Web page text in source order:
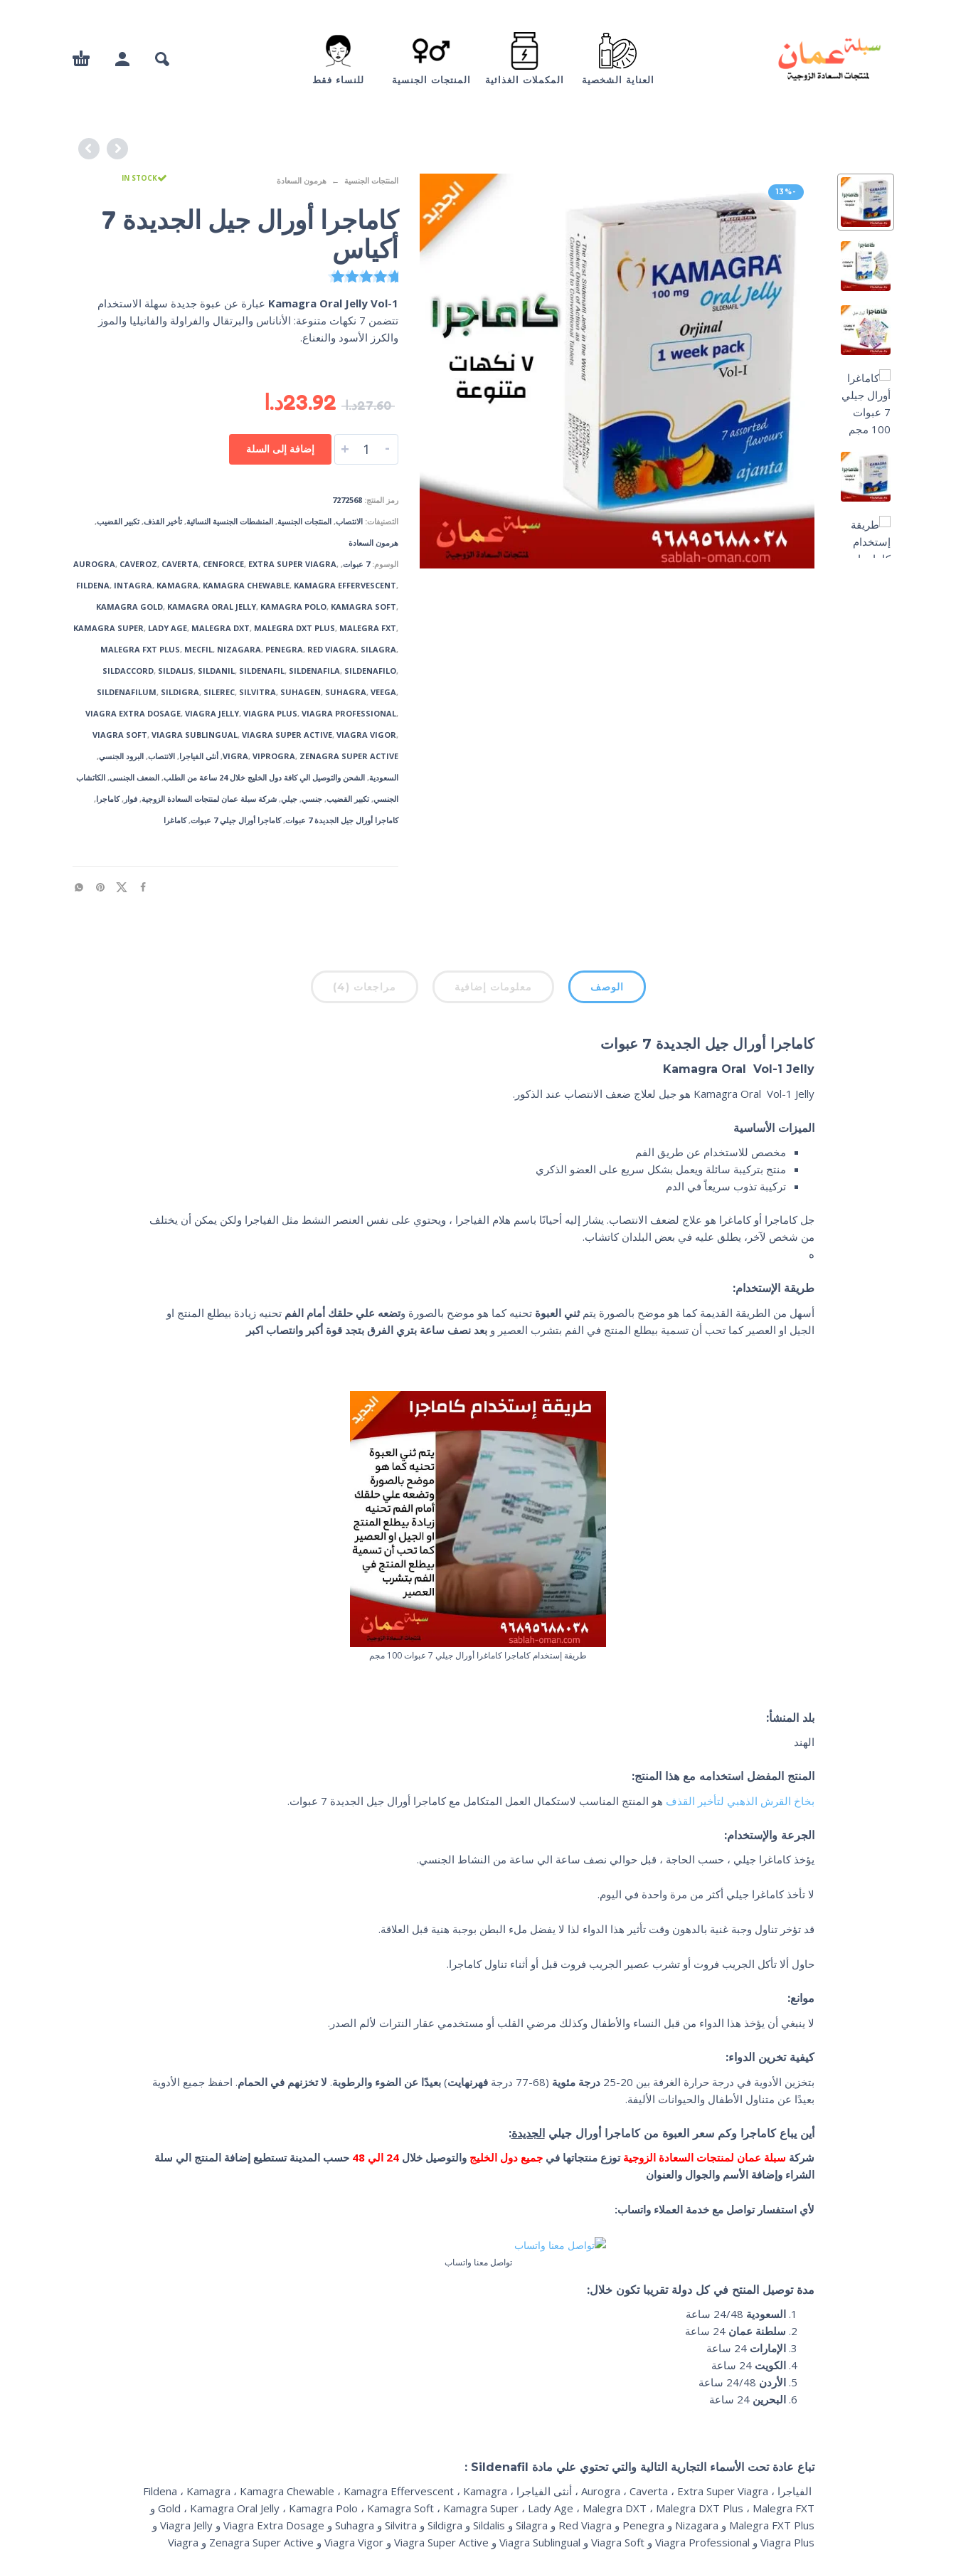
العناية الشخصية المكملات الغذائية المنتجات الجنسية للنساء فقط
-13%
المنتجات الجنسية هرمون السعادة IN STOCK
كاماجرا أورال جيل الجديدة 7
أكياس
تم التقييم بـ 4
Kamagra Oral Jelly Vol-1 عبارة عن عبوة جديدة سهلة الاستخدام
تتضمن 7 نكهات متنوعة: الأناناس والبرتقال والفراولة والفانيليا والموز
والكرز الأسود والنعناع.
27.60د.ا 23.92د.ا
-
+ إضافة إلى السلة
رمز المنتج:7272568
التصنيفات:الانتصاب,المنتجات الجنسية,المنشطات الجنسية النسائية,تأخير القذف,تكبير القضيب,
هرمون السعادة
الوسوم:7 عبوات ,
AUROGRA, CAVEROZ, CAVERTA, CENFORCE, EXTRA SUPER VIAGRA,
FILDENA, INTAGRA, KAMAGRA, KAMAGRA CHEWABLE, KAMAGRA EFFERVESCENT,
KAMAGRA GOLD, KAMAGRA ORAL JELLY, KAMAGRA POLO, KAMAGRA SOFT,
KAMAGRA SUPER, LADY AGE, MALEGRA DXT, MALEGRA DXT PLUS, MALEGRA FXT,
MALEGRA FXT PLUS, MECFIL, NIZAGARA, PENEGRA, RED VIAGRA, SILAGRA,
SILDACCORD, SILDALIS, SILDANIL, SILDENAFIL, SILDENAFILA, SILDENAFILO,
SILDENAFILUM, SILDIGRA, SILEREC, SILVITRA, SUHAGEN, SUHAGRA, VEEGA,
VIAGRA EXTRA DOSAGE, VIAGRA JELLY, VIAGRA PLUS, VIAGRA PROFESSIONAL,
VIAGRA SOFT, VIAGRA SUBLINGUAL, VIAGRA SUPER ACTIVE, VIAGRA VIGOR,
VIGRA, VIPROGRA, ZENAGRA SUPER ACTIVE
,أنثى الفياجرا,الانتصاب,البرود الجنسي,
السعودية,الشحن والتوصيل الي كافة دول الخليج خلال 24 ساعة من الطلب ,الضعف الجنسى,الكاتشاب
الجنسي,تكبير القضيب,جنسي,جيلي,شركة سبلة عمان لمنتجات السعادة الزوجية,فوار,كاماجرا,
كاماجرا أورال جيل الجديدة 7 عبوات
,كاماجرا أورال جيلي 7 عبوات ,كاماغرا
الوصف معلومات إضافية مراجعات (4)
كاماجرا أورال جيل الجديدة 7 عبوات
Kamagra Oral Vol-1 Jelly
Kamagra Oral Vol-1 Jelly هو جيل لعلاج ضعف الانتصاب عند الذكور.
الميزات الأساسية
مخصص للاستخدام عن طريق الفم
منتج بتركيبة سائلة ويعمل بشكل سريع على العضو الذكري
تركيبة تذوب سريعاً في الدم
جل كاماجرا أو كاماغرا هو علاج لضعف الانتصاب. يشار إليه أحيانًا باسم هلام الفياجرا ، ويحتوي على نفس العنصر النشط مثل الفياجرا ولكن يمكن أن يختلف
من شخص لآخر، يطلق عليه في بعض البلدان كاتشاب.
ه
طريقة الإستخدام:
أسهل من الطريقة القديمة كما هو موضح بالصورة يتمثني العبوة تحنيه كما هو موضح بالصورة وتضعه علي حلقك أمام الفم تحنيه زيادة بيطلع المنتج او
الجيل او العصير كما تحب أن تسمية بيطلع المنتج في الفم بتشرب العصير وبعد نصف ساعة بتري الفرق بتجد قوة أكبر وانتصاب اكبر
طريقة إستخدام كاماجرا كاماغرا أورال جيلي 7 عبوات 100 مجم
بلد المنشأ:
الهند
المنتج المفضل استخدامه مع هذا المنتج:
بخاخ القرش الذهبي لتأخير القذف هو المنتج المناسب لاستكمال العمل المتكامل مع كاماجرا أورال جيل الجديدة 7 عبوات.
الجرعة والإستخدام:
يؤخذ كاماغرا جيلي ، حسب الحاجة ، قبل حوالي نصف ساعة الي ساعة من النشاط الجنسي.
لا تأخذ كاماغرا جيلي أكثر من مرة واحدة في اليوم.
قد تؤخر تناول وجبة غنية بالدهون وقت تأثير هذا الدواء لذا لا يفضل ملء البطن بوجبة هنية قبل العلاقة.
حاول ألا تأكل الجريب فروت أو تشرب عصير الجريب فروت قبل أو أثناء تناول كاماجرا.
موانع:
لا ينبغي أن يؤخذ هذا الدواء من قبل النساء والأطفال وكذلك مرضي القلب أو مستخدمي عقار النترات لألم الصدر.
كيفية تخرين الدواء:
بتخزين الأدوية في درجة حرارة الغرفة بين 20-25 درجة مئوية (68-77 درجة فهرنهايت)بعيدًا عن الضوء والرطوبة. لا تخزنهم في الحمام. احفظ جميع الأدوية
بعيدًا عن متناول الأطفال والحيوانات الأليفة.
أين يباع كاماجرا وكم سعر العبوة من كاماجرا أورال جيلي الجديدة:
شركة سبلة عمان لمنتجات السعادة الزوجية توزع منتجاتها فيجميع دول الخليج والتوصيل خلال24 الي 48
حسب المدينة تستطيع إضافة المنتج الي سلة
الشراء وإضافة الأسم والجوال والعنوان
لأي استفسار تواصل مع خدمة العملاء واتساب:
تواصل معنا واتساب
مدة توصيل المنتح في كل دولة تقريبا تكون خلال:
السعودية
سلطنة عمان 24 ساعة
الإمارات 24 ساعة
الكويت 24 ساعة
الأردن
البحرين 24 ساعة
تباع عادة تحت الأسماء التجارية التالية والتي تحتوي علي مادة Sildenafil :
الفياجرا ، Aurogra ، Caverta ، Extra Super Viagra ، أنثى الفياجرا ، Fildena ، Kamagra ، Kamagra Chewable ، Kamagra Effervescent ، Kamagra
Gold ، Kamagra Oral Jelly ، Kamagra Polo ، Kamagra Soft ، Kamagra Super ، Lady Age ، Malegra DXT ، Malegra DXT Plus ، Malegra FXT و
Malegra FXT Plus و Nizagara و Penegra و Red Viagra و Silagra و Sildalis و Sildigra و Silvitra و Suhagra و Viagra Extra Dosage و Viagra Jelly و
Viagra Plus و Viagra Professional و Viagra Soft و Viagra Sublingual و Viagra Super Active و Viagra Vigor و Zenagra Super Active و Viagra